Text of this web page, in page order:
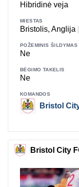
Hibridinė veja
MIESTAS
Bristolis, Anglija
POŽEMINIS ŠILDYMAS
Ne
BĖGIMO TAKELIS
Ne
KOMANDOS
Bristol
Bristol City